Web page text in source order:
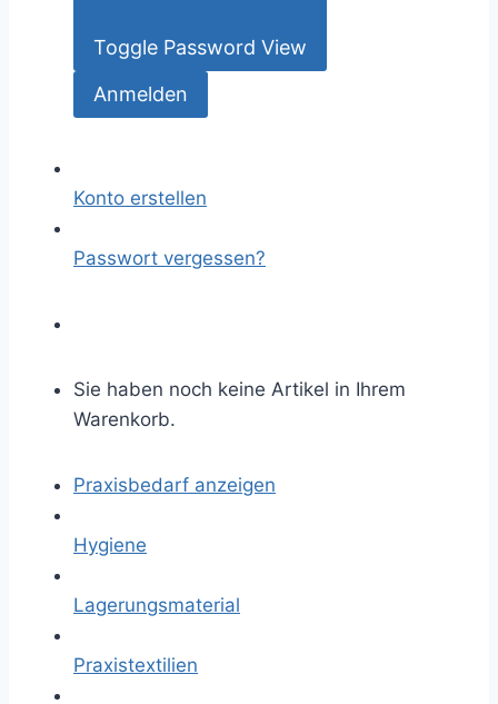
Toggle Password View
Konto erstellen
Passwort vergessen?
Sie haben noch keine Artikel in Ihrem
Warenkorb.
Praxisbedarf anzeigen
Hygiene
Lagerungsmaterial
Praxistextilien